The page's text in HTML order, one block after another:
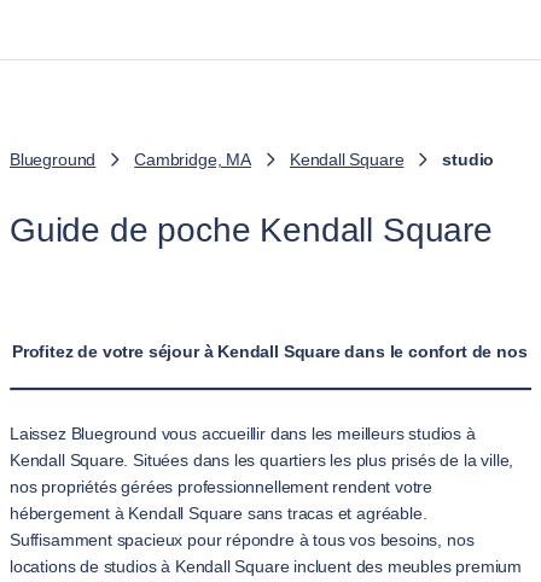
Blueground Cambridge, MA Kendall Square studio
Guide de poche Kendall Square
Profitez de votre séjour à Kendall Square dans le confort de nos
Laissez Blueground vous accueillir dans les meilleurs studios à
Kendall Square. Situées dans les quartiers les plus prisés de la ville,
nos propriétés gérées professionnellement rendent votre
hébergement à Kendall Square sans tracas et agréable.
Suffisamment spacieux pour répondre à tous vos besoins, nos
locations de studios à Kendall Square incluent des meubles premium